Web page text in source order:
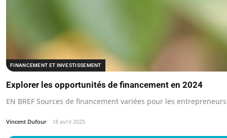
FINANCEMENT ET INVESTISSEMENT
Explorer les opportunités de financement en 2024
EN BREF Sources de financement variées pour les
Vincent Dufour 18 avril 2025